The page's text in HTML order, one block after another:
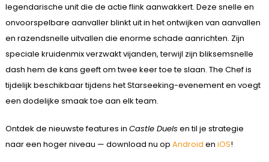
legendarische unit die de actie flink aanwakkert. Deze snelle en
onvoorspelbare aanvaller blinkt uit in het ontwijken van aanvallen
en razendsnelle uitvallen die enorme schade aanrichten. Zijn
speciale kruidenmix verzwakt vijanden, terwijl zijn bliksemsnelle
dash hem de kans geeft om twee keer toe te slaan. The Chef is
tijdelijk beschikbaar tijdens het Starseeking-evenement en voegt
een dodelijke smaak toe aan elk team.
Ontdek de nieuwste features in Castle Duels en til je strategie
naar een hoger niveau — download nu op Android en iOS!